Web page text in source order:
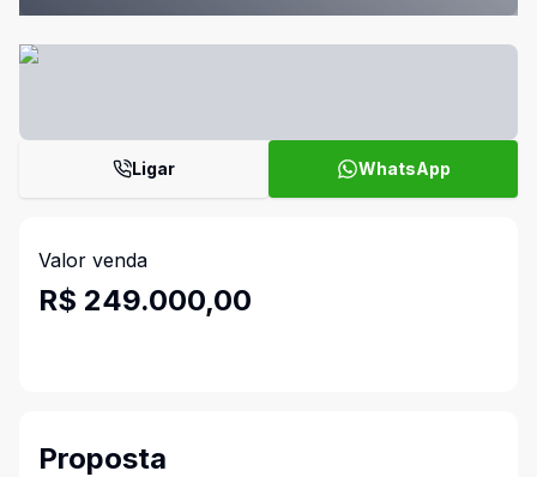
Ligar WhatsApp
Valor venda
R$ 249.000,00
Proposta